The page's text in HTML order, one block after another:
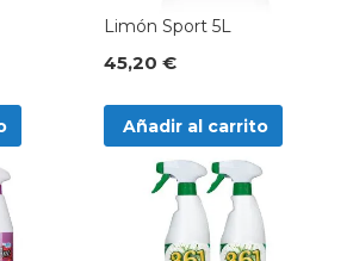
Limón Sport 5L
45,20 €
Añadir al carrito